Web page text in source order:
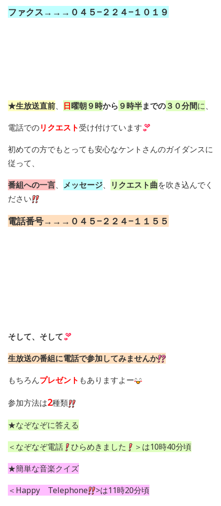
ファクス→→→０４５−２２４−１０１９
★生放送直前、 日曜朝９時から ９時半までの３０分間に、
電話でのリクエスト受け付けています
初めての方でもとっても安心なケントさんのガイダンスに
従って、
番組への一言、 メッセージ、 リクエスト曲を吹き込んでく
ださい
電話番号→→→０４５−２２４−１１５５
そして、そして
生放送の番組に電話で参加してみませんか
もちろんプレゼント もありますよー
参加方法は2種類
★なぞなぞに答える
＜なぞなぞ電話
ひらめきました
＞は10時40分頃
★簡単な音楽クイズ
＜Happy Telephone
>は11時20分頃